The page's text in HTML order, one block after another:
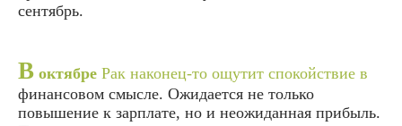
сентябрь.
В октябре Рак наконец-то ощутит спокойствие в
финансовом смысле. Ожидается не только
повышение к зарплате, но и неожиданная прибыль.